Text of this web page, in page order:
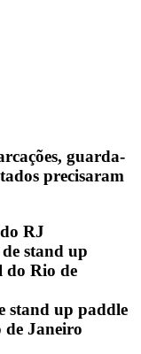
guarda-
precisaram
RJ
stand up paddle
de Janeiro